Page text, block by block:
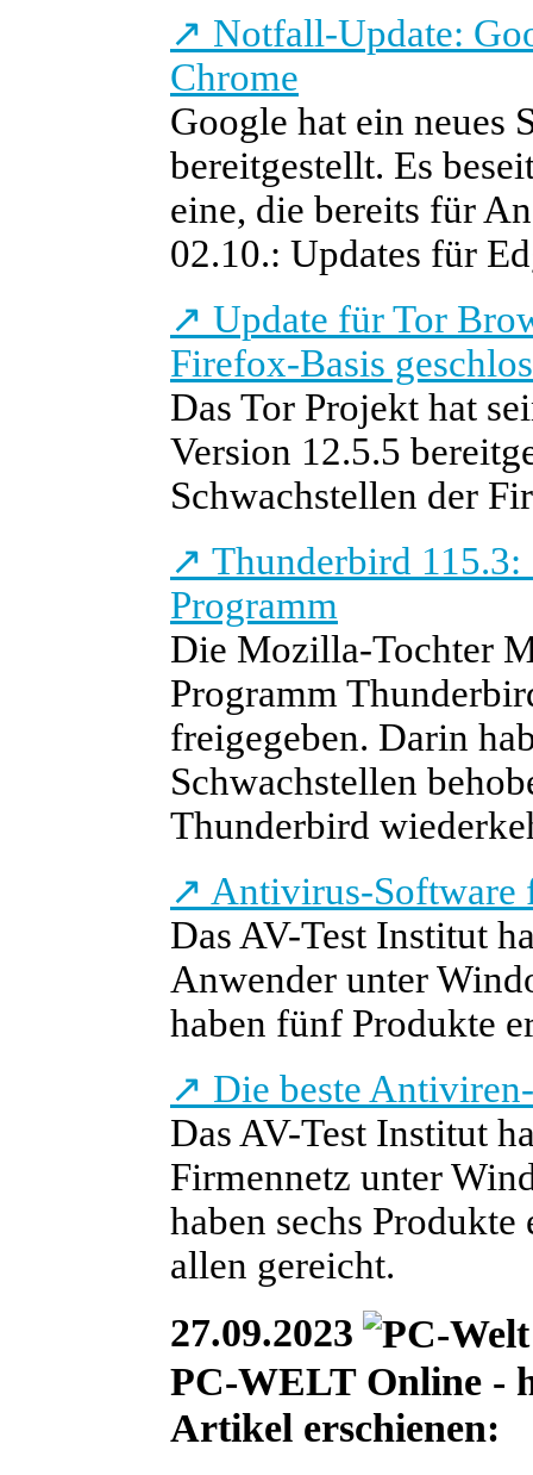
↗ Notfall-Update:
Chrome
Google hat ein neues
bereitgestellt. Es
eine, die bereits für
02.10.: Updates für
↗ Update für Tor
Firefox-Basis
Das Tor Projekt hat
Version 12.5.5
Schwachstellen der
↗ Thunderbird
Programm
Die Mozilla-Tochter
Programm
freigegeben. Darin
Schwachstellen
Thunderbird
↗ Antivirus-Software
Das AV-Test Institut
Anwender unter
haben fünf Produkte
↗ Die beste
Das AV-Test Institut
Firmennetz unter
haben sechs
allen gereicht.
27.09.2023
PC-WELT Online -
Artikel erschienen: